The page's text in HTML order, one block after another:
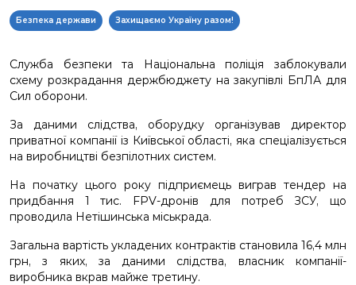
Безпека держави Захищаємо Україну разом!
Служба безпеки та Національна поліція заблокували
схему розкрадання держбюджету на закупівлі БпЛА для
Сил оборони.
За даними слідства, оборудку організував директор
приватної компанії із Київської області, яка спеціалізується
на виробництві безпілотних систем.
На початку цього року підприємець виграв тендер на
придбання 1 тис. FPV-дронів для потреб ЗСУ, що
проводила Нетішинська міськрада.
Загальна вартість укладених контрактів становила 16,4 млн
грн, з яких, за даними слідства, власник компанії-
виробника вкрав майже третину.